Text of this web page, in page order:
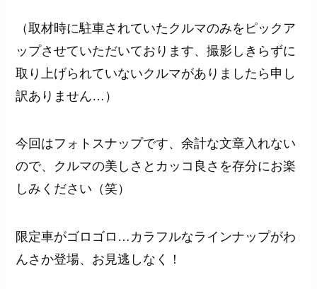
（取材時に駐車されていたクルマのみをピックア
ップさせていただいております、撮影しきらずに
取り上げられていないクルマがありましたら申し
訳ありません…）
今回はフォトスナップです、余計な文章入れない
ので、クルマの美しさとカッコ良さを存分にお楽
しみください（笑）
限定車がゴロゴロ…カラフルなラインナップがわ
んさか登場、お見逃しなく！